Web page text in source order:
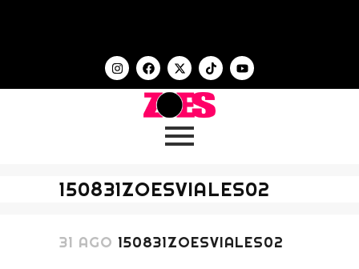
150831ZOESVIALES02
31 AGO 150831ZOESVIALES02